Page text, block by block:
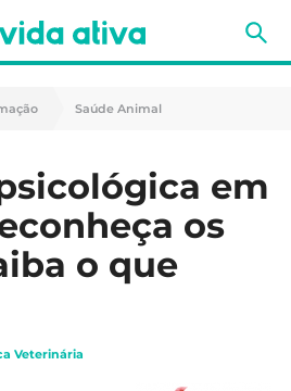
Saúde Animal
em
os
o que
Veterinária